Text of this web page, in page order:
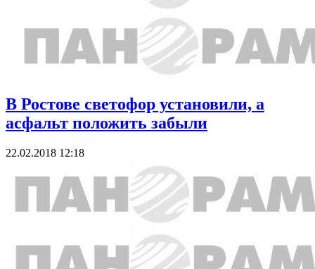
В Ростове светофор установили, а
асфальт положить забыли
22.02.2018 12:18